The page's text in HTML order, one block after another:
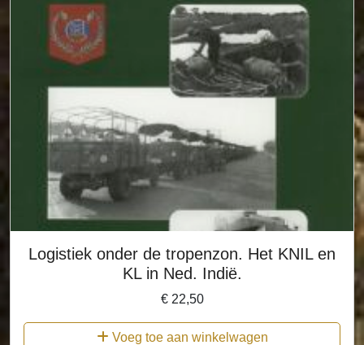
Logistiek onder de tropenzon. Het KNIL en
KL in Ned. Indië.
€22,50
Voeg toe aan winkelwagen